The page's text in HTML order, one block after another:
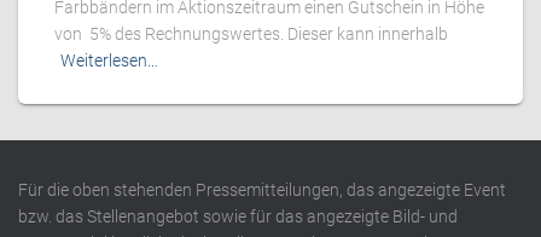
Farbbändern im Aktionszeitraum einen Gutschein in Höhe
von 5% des Rechnungswertes. Dieser kann innerhalb
Weiterlesen…
Für die oben stehenden Pressemitteilungen, das angezeigte Event
bzw. das Stellenangebot sowie für das angezeigte Bild- und